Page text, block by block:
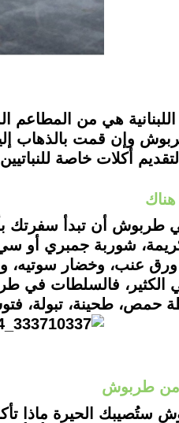
اللبنانية هي من
وإن قمت بالذهاب إليه
أكلات خاصة
هناك
طربوش أن تبدأ سفرتك
شوربة جمبري أو
عنب، وخضار سوتيه،
الكثير، فالسلطات في
حمص، طحينة، تبولة،
من طربوش
ستُصيبك الحيرة ماذا